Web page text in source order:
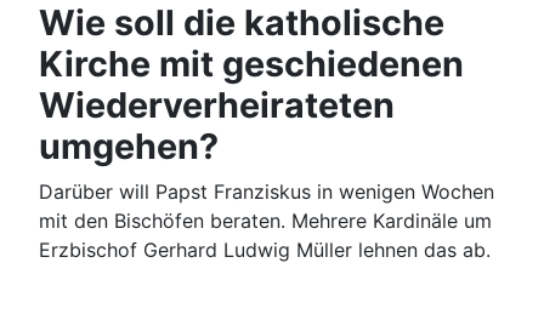
Wie soll die katholische
Kirche mit geschiedenen
Wiederverheirateten
umgehen?
Darüber will Papst Franziskus in wenigen Wochen
mit den Bischöfen beraten. Mehrere Kardinäle um
Erzbischof Gerhard Ludwig Müller lehnen das ab.